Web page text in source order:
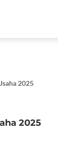
2025
2025